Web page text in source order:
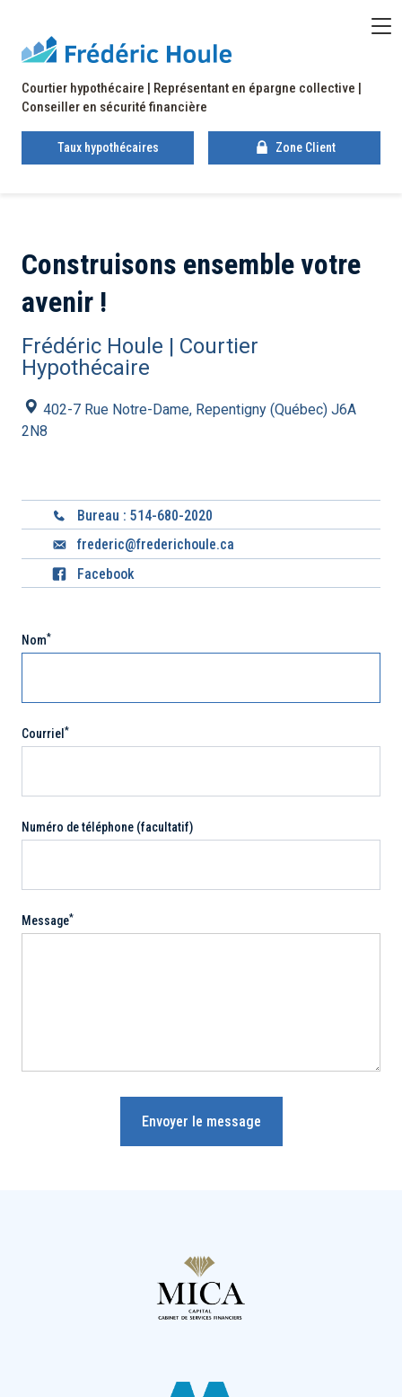
Votre conseiller
Courtage hypothécaire
Sécurité financière
Contact
Calculateurs financiers
Zone Client
Courtier hypothécaire | Représentant en épargne collective |
Conseiller en sécurité financière
Taux hypothécaires Zone Client
Construisons ensemble votre
avenir !
Frédéric Houle | Courtier
Hypothécaire
402-7 Rue Notre-Dame, Repentigny (Québec) J6A
2N8
Bureau : 514-680-2020
frederic@frederichoule.ca
Facebook
Nom*
Courriel *
Numéro de téléphone (facultatif)
Message*
Envoyer le message